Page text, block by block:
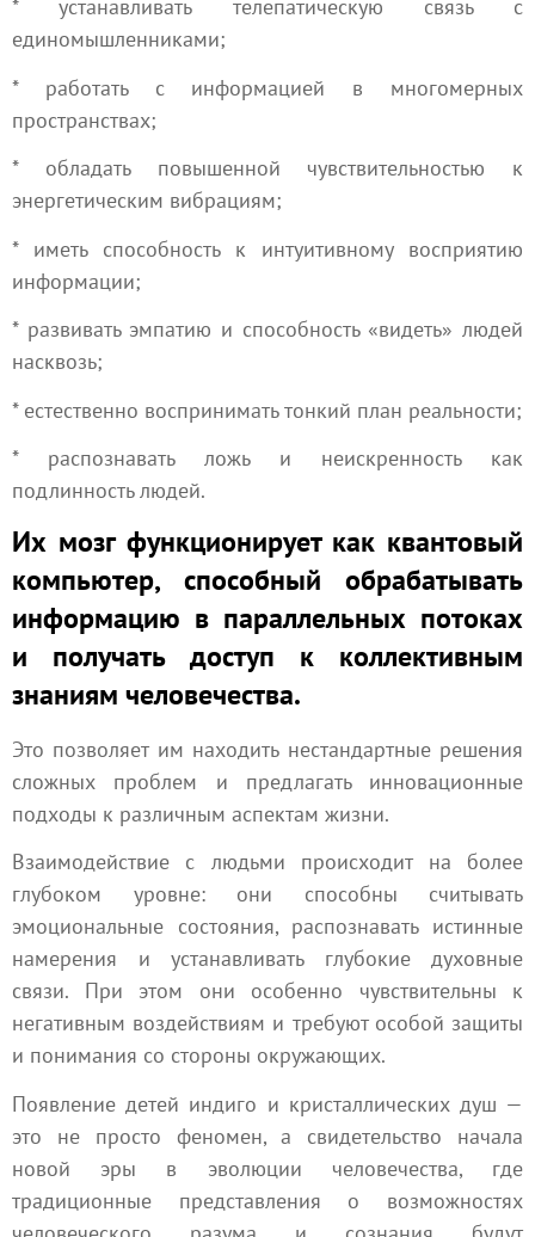
* устанавливать телепатическую связь с
единомышленниками;
* работать с информацией в многомерных
пространствах;
* обладать повышенной чувствительностью к
энергетическим вибрациям;
* иметь способность к интуитивному восприятию
информации;
* развивать эмпатию и способность «видеть» людей
насквозь;
* естественно воспринимать тонкий план реальности;
* распознавать ложь и неискренность как
подлинность людей.
Их мозг функционирует как квантовый
компьютер, способный обрабатывать
информацию в параллельных потоках
и получать доступ к коллективным
знаниям человечества.
Это позволяет им находить нестандартные решения
сложных проблем и предлагать инновационные
подходы к различным аспектам жизни.
Взаимодействие с людьми происходит на более
глубоком уровне: они способны считывать
эмоциональные состояния, распознавать истинные
намерения и устанавливать глубокие духовные
связи. При этом они особенно чувствительны к
негативным воздействиям и требуют особой защиты
и понимания со стороны окружающих.
Появление детей индиго и кристаллических душ —
это не просто феномен, а свидетельство начала
новой эры в эволюции человечества, где
традиционные представления о возможностях